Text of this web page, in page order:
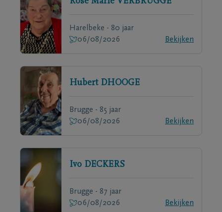
Harelbeke - 80 jaar
06/08/2026
Bekijken
Hubert DHOOGE
Brugge - 85 jaar
06/08/2026
Bekijken
Ivo DECKERS
Brugge - 87 jaar
06/08/2026
Bekijken